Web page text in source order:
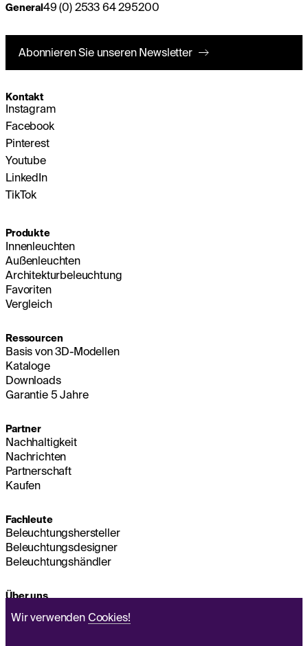
Wir verwenden Cookies!
General49 (0) 2533 64 295200
Abonnieren Sie unseren Newsletter
Kontakt
Instagram
Facebook
Pinterest
Youtube
LinkedIn
TikTok
Produkte
Innenleuchten
Außenleuchten
Architekturbeleuchtung
Favoriten
Vergleich
Ressourcen
Basis von 3D-Modellen
Kataloge
Downloads
Garantie 5 Jahre
Partner
Nachhaltigkeit
Nachrichten
Partnerschaft
Kaufen
Fachleute
Beleuchtungshersteller
Beleuchtungsdesigner
Beleuchtungshändler
Über uns
Hauptsitz